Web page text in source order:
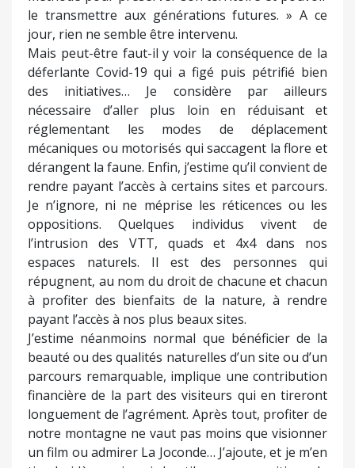
le transmettre aux générations futures. » A ce
jour, rien ne semble être intervenu.
Mais peut-être faut-il y voir la conséquence de la
déferlante Covid-19 qui a figé puis pétrifié bien
des initiatives… Je considère par ailleurs
nécessaire d’aller plus loin en réduisant et
réglementant les modes de déplacement
mécaniques ou motorisés qui saccagent la flore et
dérangent la faune. Enfin, j’estime qu’il convient de
rendre payant l’accès à certains sites et parcours.
Je n’ignore, ni ne méprise les réticences ou les
oppositions. Quelques individus vivent de
l’intrusion des VTT, quads et 4x4 dans nos
espaces naturels. Il est des personnes qui
répugnent, au nom du droit de chacune et chacun
à profiter des bienfaits de la nature, à rendre
payant l’accès à nos plus beaux sites.
J’estime néanmoins normal que bénéficier de la
beauté ou des qualités naturelles d’un site ou d’un
parcours remarquable, implique une contribution
financière de la part des visiteurs qui en tireront
longuement de l’agrément. Après tout, profiter de
notre montagne ne vaut pas moins que visionner
un film ou admirer La Joconde… J’ajoute, et je m’en